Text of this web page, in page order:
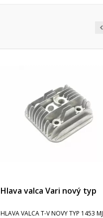
Hlava valca Vari nový typ
HLAVA VALCA T-V NOVY TYP 1453 MJ